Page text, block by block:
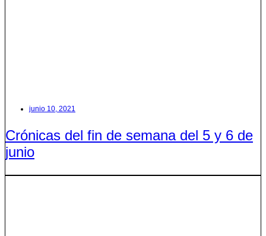
junio 10, 2021
Crónicas del fin de semana del 5 y 6 de
junio